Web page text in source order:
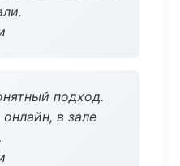
подход.
в зале